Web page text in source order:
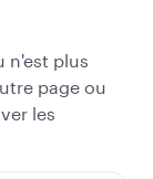
n'est plus
page ou
les